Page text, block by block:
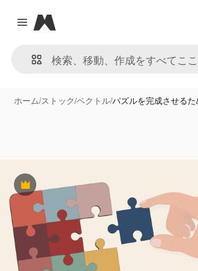
Close menu
Magnific
ホーム/ストック/ベクトル/パズルを完成させる
Premium